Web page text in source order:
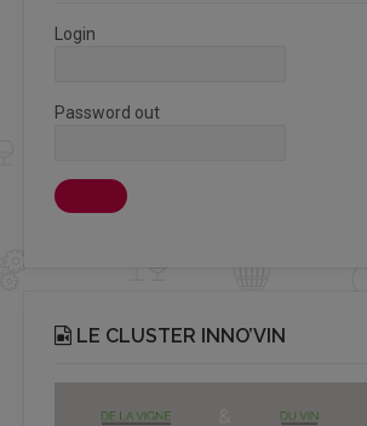
Login
Password out
LE CLUSTER INNO’VIN